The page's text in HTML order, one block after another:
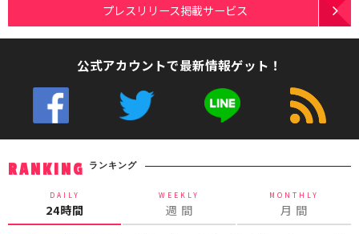
プレスリリース掲載サービス
公式アカウントで最新情報ゲット！
RANKING ランキング
DAILY
24時間
WEEKLY
週 間
MONTHLY
月 間